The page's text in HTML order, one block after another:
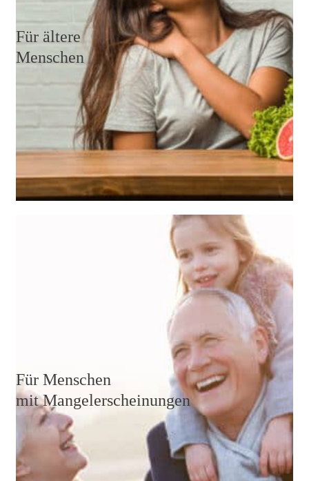
Für ältere
Menschen
Vor allem, wenn ungesunde und schmerzfördernde
Verhaltensweisen über viele Jahre beibehalten wurden,
ist es im Alter wichtig, mit wichtigen Nährstoffen und
Für Menschen
mit Mangelerscheinungen